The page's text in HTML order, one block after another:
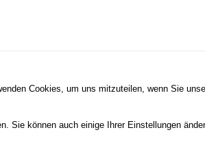
Cookies, um uns mitzuteilen, wenn Sie
Sie können auch einige Ihrer Einstellungen